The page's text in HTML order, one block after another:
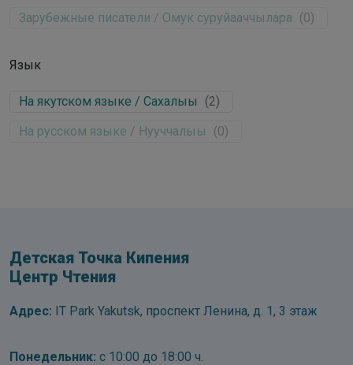
Зарубежные писатели / Омук суруйааччылара (0)
Язык
На якутском языке / Сахалыы (2)
На русском языке / Нууччалыы
(0)
Детская Точка Кипения
Центр Чтения
Адрес: IT Park Yakutsk, проспект Ленина, д. 1, 3 этаж
Понедельник: с 10:00 до 18:00 ч.